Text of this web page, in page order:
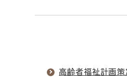
高齢者福祉計画策